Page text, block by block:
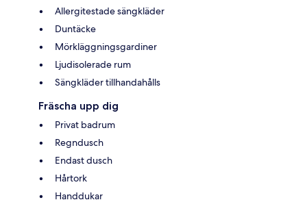
Allergitestade sängkläder
Duntäcke
Mörkläggningsgardiner
Ljudisolerade rum
Sängkläder tillhandahålls
Fräscha upp dig
Privat badrum
Regndusch
Endast dusch
Hårtork
Handdukar